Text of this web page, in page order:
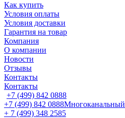
Как купить
Условия оплаты
Условия доставки
Гарантия на товар
Компания
О компании
Новости
Отзывы
Контакты
Контакты
+7 (499) 842 0888
+7 (499) 842 0888
+ 7 (499) 348 2585